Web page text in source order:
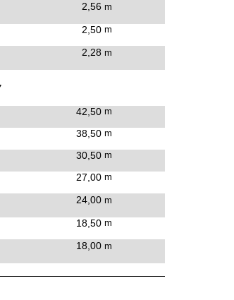
2,56 m
2,50 m
2,28 m
42,50 m
38,50 m
30,50 m
27,00 m
24,00 m
18,50 m
18,00 m